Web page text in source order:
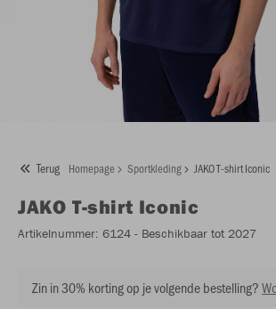
Terug Homepage Sportkleding JAKO T-shirt Iconic
JAKO T-shirt Iconic
Artikelnummer: 6124 - Beschikbaar tot 2027
Zin in 30% korting op je volgende bestelling?